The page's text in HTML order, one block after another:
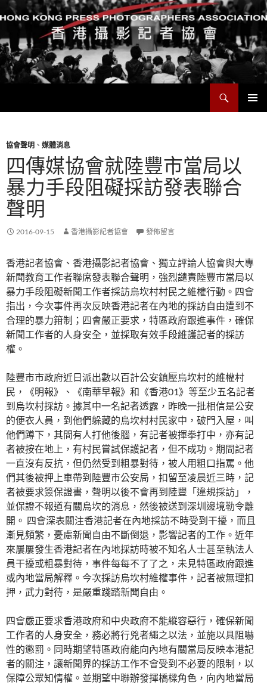
要
內
容
協會聲明 、 媒體消息
四傳媒協會就陸豐市當局以
暴力手段阻礙採訪發表聯合
聲明
2016-09-15 香港攝影記者協會 發佈留言
香港記者協會、香港攝影記者協會、獨立評論人協會與大專
新聞教育工作者聯席發表聯合聲明，強烈譴責陸豐市當局以
暴力手段阻礙新聞工作者採訪烏坎村村民之維權行動。四會
指出，今次事件再次反映香港記者在內地的採訪自由遭到不
合理的暴力箝制；四會嚴正要求，特區政府跟進事件，確保
新聞工作者的人身安全，並採取有效手段維護記者的採訪
權。
陸豐市市政府近日派出數以百計公安鎮壓烏坎村的維權村
民，《明報》、《南華早報》和《香港01》等至少五名記者
到烏坎村採訪。據其中一名記者透露，昨晚一批相信是公安
的便衣人員，到他們躲藏的烏坎村村民家中，破門入屋，叫
他們蹲下，其間有人打他後腦，有記者被揮拳打中，亦有記
者被按在地上，有村民嘗試保護記者，但不成功。期間記者
一直沒有反抗，但仍然受到粗暴對待，被人用粗口指罵。他
們其後被押上車帶到陸豐市公安局，扣留至凌晨近三時，記
者被要求簽保證書，聲明以後不會再到陸豐「違規採訪」，
並保證不報道有關烏坎的消息，然後被送到深圳邊境勒令離
開。 四會深表關注香港記者在內地採訪不時受到干擾，而且
漸見頻繁，憂慮新聞自由不斷倒退，影響記者的工作。近年
來屢屢發生香港記者在內地採訪時被不知名人士甚至執法人
員干擾或粗暴對待，事件每每不了了之，未見特區政府跟進
或內地當局解釋。今次採訪烏坎村維權事件，記者被無理扣
押，武力對待，是嚴重踐踏新聞自由。
四會嚴正要求香港政府和中央政府不能縱容惡行，確保新聞
工作者的人身安全，務必將行兇者繩之以法，並施以具阻嚇
性的懲罰。同時期望特區政府能向內地有關當局反映本港記
者的關注，讓新聞界的採訪工作不會受到不必要的限制，以
保障公眾知情權。並期望中聯辦發揮橋樑角色，向內地當局